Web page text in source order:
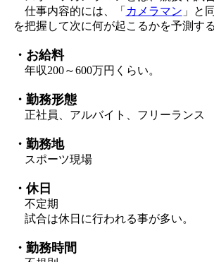
仕事内容的には、「 カメラマン 」と
を把握して次に何が起こるかを予測す
・お給料
年収200～600万円くらい。
・勤務形態
正社員、アルバイト、フリーランス
・勤務地
スポーツ現場
・休日
不定期
試合は休日に行われる事が多い。
・勤務時間